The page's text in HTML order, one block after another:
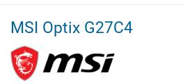
MSI Optix G27C4